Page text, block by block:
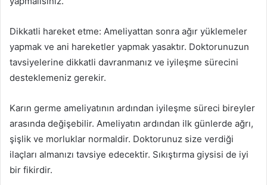
Dikkatli hareket etme: Ameliyattan sonra ağır yüklemeler
yapmak ve ani hareketler yapmak yasaktır. Doktorunuzun
tavsiyelerine dikkatli davranmanız ve iyileşme sürecini
desteklemeniz gerekir.
Karın germe ameliyatının ardından iyileşme süreci bireyler
arasında değişebilir. Ameliyatın ardından ilk günlerde ağrı,
şişlik ve morluklar normaldir. Doktorunuz size verdiği
ilaçları almanızı tavsiye edecektir. Sıkıştırma giysisi de iyi
bir fikirdir.